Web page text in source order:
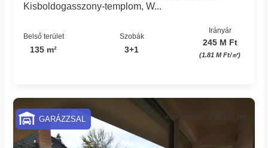
Kisboldogasszony-templom, W...
Belső terület
135 m²
Szobák
3+1
Irányár
245 M Ft
(1.81 M Ft/㎡)
Azonosító: 16212_bh
GARÁZZSAL